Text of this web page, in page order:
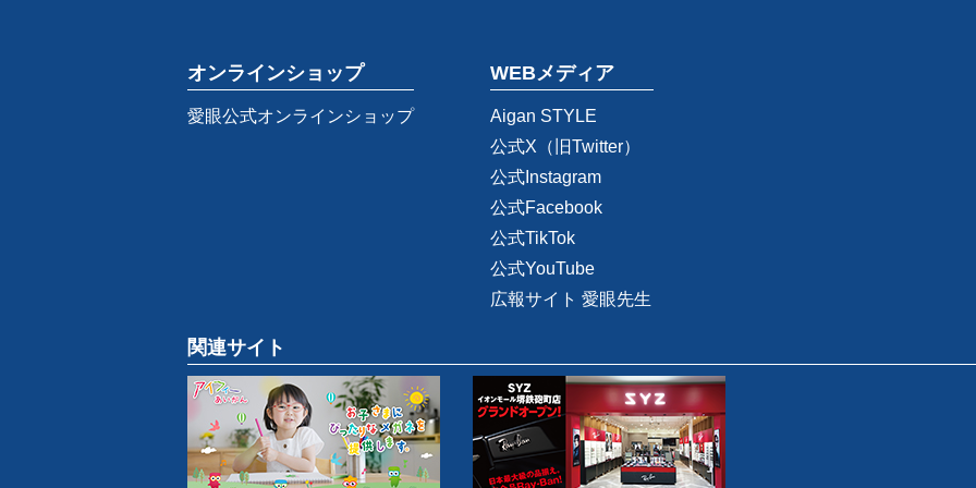
オンラインショップ
愛眼公式オンラインショップ
WEBメディア
Aigan STYLE
公式X（旧Twitter）
公式Instagram
公式Facebook
公式TikTok
公式YouTube
広報サイト 愛眼先生
関連サイト